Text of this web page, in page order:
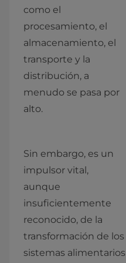
como el
procesamiento, el
almacenamiento, el
transporte y la
distribución, a
menudo se pasa por
alto.
Sin embargo, es un
impulsor vital,
aunque
insuficientemente
reconocido, de la
transformación de los
sistemas alimentarios